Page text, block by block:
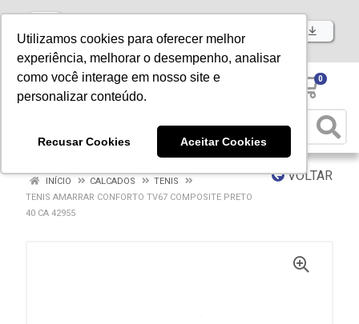
Utilizamos cookies para oferecer melhor
experiência, melhorar o desempenho, analisar
como você interage em nosso site e
personalizar conteúdo.
Recusar Cookies Aceitar Cookies
Baixe já nosso APP
0
VOLTAR
INÍCIO CALCADOS
TENIS
TENIS AMARRAR CONFORTO TV67 COMPOSITE PRETO
40 CA 42955